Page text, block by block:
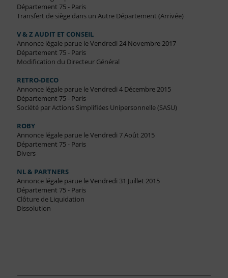
Département 75 - Paris
Transfert de siège dans un Autre Département (Arrivée)
V & Z AUDIT ET CONSEIL
Annonce légale parue le Vendredi 24 Novembre 2017
Département 75 - Paris
Modification du Directeur Général
RETRO-DECO
Annonce légale parue le Vendredi 4 Décembre 2015
Département 75 - Paris
Société par Actions Simplifiées Unipersonnelle (SASU)
ROBY
Annonce légale parue le Vendredi 7 Août 2015
Département 75 - Paris
Divers
NL & PARTNERS
Annonce légale parue le Vendredi 31 Juillet 2015
Département 75 - Paris
Clôture de Liquidation
Dissolution